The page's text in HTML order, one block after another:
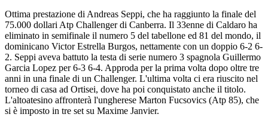
Ottima prestazione di Andreas Seppi, che ha raggiunto la finale del
75.000 dollari Atp Challenger di Canberra. Il 33enne di Caldaro ha
eliminato in semifinale il numero 5 del tabellone ed 81 del mondo, il
dominicano Victor Estrella Burgos, nettamente con un doppio 6-2 6-
2. Seppi aveva battuto la testa di serie numero 3 spagnola Guillermo
Garcia Lopez per 6-3 6-4. Approda per la prima volta dopo oltre tre
anni in una finale di un Challenger. L'ultima volta ci era riuscito nel
torneo di casa ad Ortisei, dove ha poi conquistato anche il titolo.
L'altoatesino affronterà l'ungherese Marton Fucsovics (Atp 85), che
si è imposto in tre set su Maxime Janvier.